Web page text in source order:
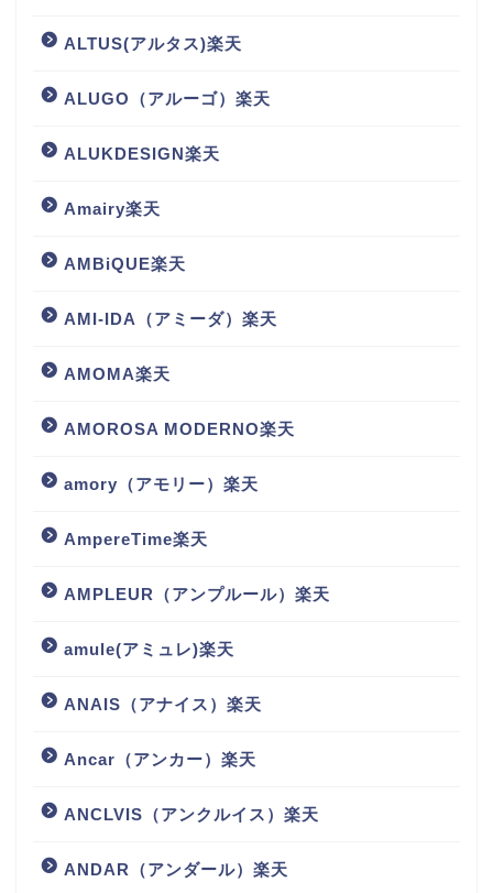
ALTUS(アルタス)楽天
ALUGO（アルーゴ）楽天
ALUKDESIGN楽天
Amairy楽天
AMBiQUE楽天
AMI-IDA（アミーダ）楽天
AMOMA楽天
AMOROSA MODERNO楽天
amory（アモリー）楽天
AmpereTime楽天
AMPLEUR（アンプルール）楽天
amule(アミュレ)楽天
ANAIS（アナイス）楽天
Ancar（アンカー）楽天
ANCLVIS（アンクルイス）楽天
ANDAR（アンダール）楽天